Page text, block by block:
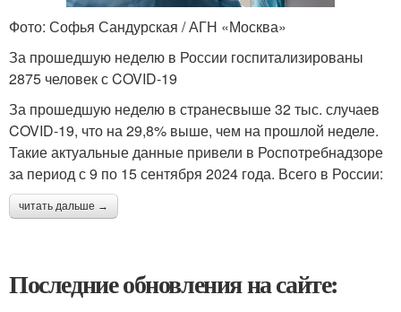
Фото: Софья Сандурская / АГН «Москва»
За прошедшую неделю в России госпитализированы
2875 человек с COVID-19
За прошедшую неделю в странесвыше 32 тыс. случаев
COVID-19, что на 29,8% выше, чем на прошлой неделе.
Такие актуальные данные привели в Роспотребнадзоре
за период с 9 по 15 сентября 2024 года. Всего в России:
читать дальше →
Последние обновления на сайте: